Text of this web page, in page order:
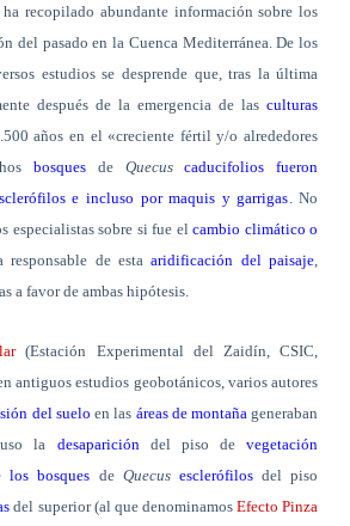
recopilado abundante información sobre los
del pasado en la Cuenca Mediterránea. De los
estudios se desprende que, tras la última
después de la emergencia de lasculturas
años en el «creciente fértil y/o alrededores
bosques de Quecus
caducifolios fueron
e incluso por maquis y garrigas . No
especialistas sobre si fue elcambio climático o
de estaaridificación del paisaje
a favor de ambas hipótesis.
(Estación Experimental del Zaidín, CSIC,
antiguos estudios geobotánicos, varios autores
del suelo en las áreas de montañageneraban
la desaparición del piso devegetación
los bosques de Quecus esclerófilosdel piso
del superior (al que denominamosEfecto Pinza